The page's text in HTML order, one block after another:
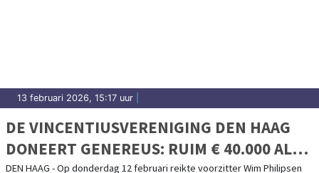
13 februari 2026, 15:17 uur
DE VINCENTIUSVERENIGING DEN HAAG
DONEERT GENEREUS: RUIM € 40.000 ALS
DEN HAAG - Op donderdag 12 februari reikte voorzitter Wim Philipsen